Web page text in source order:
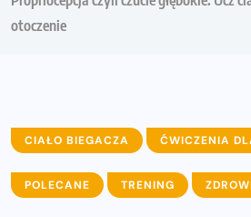
otoczenie
CIAŁO BIEGACZA ĆWICZENIA
POLECANE TRENING